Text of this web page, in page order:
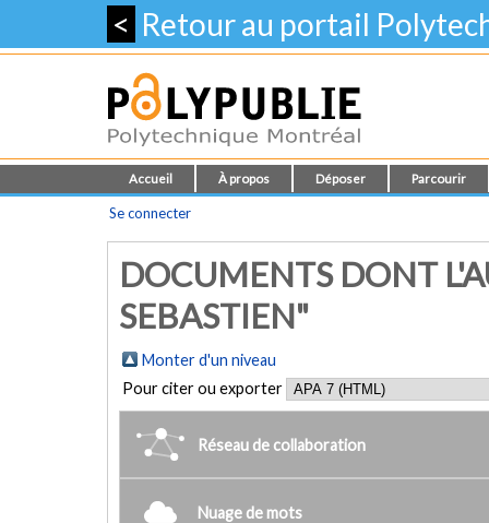
< Retour au portail
Accueil À propos Déposer Parcourir
Se connecter
DOCUMENTS DONT
SEBASTIEN"
Monter d'un niveau
Pour citer ou exporter
Réseau de collaboration
Nuage de mots